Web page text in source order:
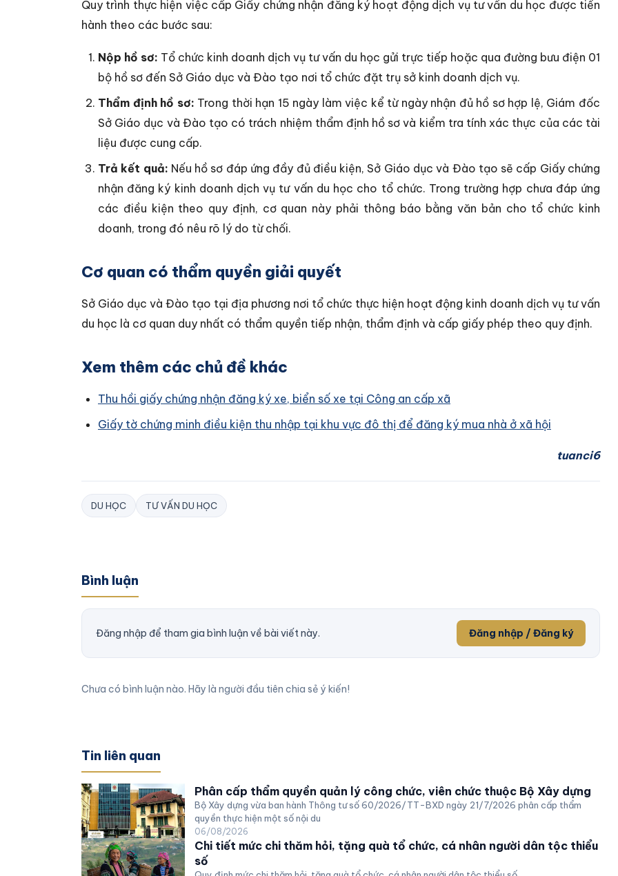
Quy trình thực hiện việc cấp Giấy chứng nhận đăng ký hoạt động dịch vụ tư vấn du học được tiến
hành theo các bước sau:
Nộp hồ sơ: Tổ chức kinh doanh dịch vụ tư vấn du học gửi trực tiếp hoặc qua đường bưu điện 01
bộ hồ sơ đến Sở Giáo dục và Đào tạo nơi tổ chức đặt trụ sở kinh doanh dịch vụ.
Thẩm định hồ sơ: Trong thời hạn 15 ngày làm việc kể từ ngày nhận đủ hồ sơ hợp lệ, Giám đốc
Sở Giáo dục và Đào tạo có trách nhiệm thẩm định hồ sơ và kiểm tra tính xác thực của các tài
liệu được cung cấp.
Trả kết quả: Nếu hồ sơ đáp ứng đầy đủ điều kiện, Sở Giáo dục và Đào tạo sẽ cấp Giấy chứng
nhận đăng ký kinh doanh dịch vụ tư vấn du học cho tổ chức. Trong trường hợp chưa đáp ứng
các điều kiện theo quy định, cơ quan này phải thông báo bằng văn bản cho tổ chức kinh
doanh, trong đó nêu rõ lý do từ chối.
Cơ quan có thẩm quyền giải quyết
Sở Giáo dục và Đào tạo tại địa phương nơi tổ chức thực hiện hoạt động kinh doanh dịch vụ tư vấn
du học là cơ quan duy nhất có thẩm quyền tiếp nhận, thẩm định và cấp giấy phép theo quy định.
Xem thêm các chủ đề khác
Thu hồi giấy chứng nhận đăng ký xe, biển số xe tại Công an cấp xã
Giấy tờ chứng minh điều kiện thu nhập tại khu vực đô thị để đăng ký mua nhà ở xã hội
tuanci6
DU HỌC TƯ VẤN DU HỌC
Bình luận
Đăng nhập để tham gia bình luận về bài viết này. Đăng nhập / Đăng ký
Chưa có bình luận nào. Hãy là người đầu tiên chia sẻ ý kiến!
Tin liên quan
Phân cấp thẩm quyền quản lý công chức, viên chức thuộc Bộ Xây dựng
Bộ Xây dựng vừa ban hành Thông tư số 60/2026/TT-BXD ngày 21/7/2026 phân cấp thẩm
quyền thực hiện một số nội du
06/08/2026
Chi tiết mức chi thăm hỏi, tặng quà tổ chức, cá nhân người dân tộc thiểu
số